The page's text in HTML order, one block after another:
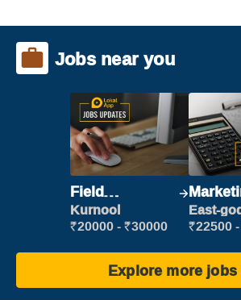
Jobs near you
Field
Marketing
Executive
Kurnool
₹20000 - ₹30000
East-
₹22500
Explore more jobs